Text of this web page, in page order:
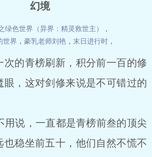
幻境
绿色世界（异界：精灵救世主）
，
世界 ， 豪乳老师刘艳 ， 末日进行时 ，
次的青榜刷新，积分前一百的修
眼，这对剑修来说是不可错过的
说，一直都是青榜前叁的顶尖
也稳坐前五十，他们自然不慌不